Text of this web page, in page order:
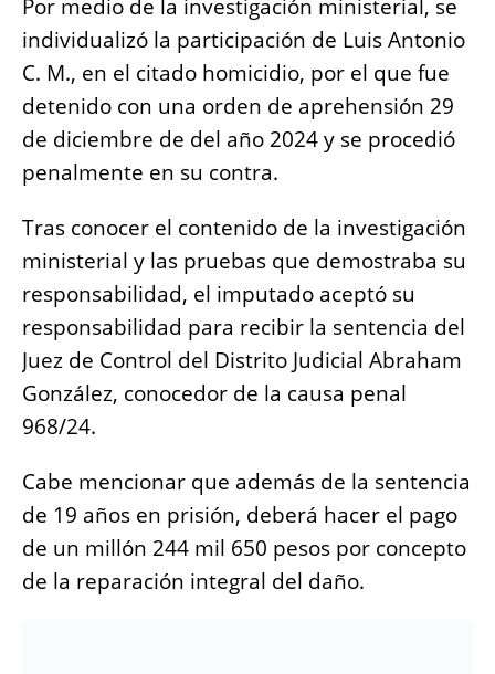
Por medio de la investigación ministerial, se
individualizó la participación de Luis Antonio
C. M., en el citado homicidio, por el que fue
detenido con una orden de aprehensión 29
de diciembre de del año 2024 y se procedió
penalmente en su contra.
Tras conocer el contenido de la investigación
ministerial y las pruebas que demostraba su
responsabilidad, el imputado aceptó su
responsabilidad para recibir la sentencia del
Juez de Control del Distrito Judicial Abraham
González, conocedor de la causa penal
968/24.
Cabe mencionar que además de la sentencia
de 19 años en prisión, deberá hacer el pago
de un millón 244 mil 650 pesos por concepto
de la reparación integral del daño.